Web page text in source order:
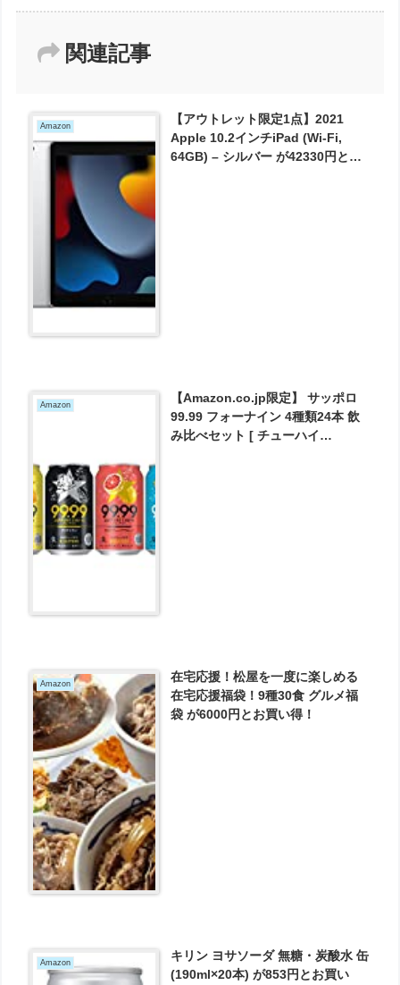
関連記事
Amazon
【アウトレット限定1点】2021
Apple 10.2インチiPad (Wi-Fi,
64GB) – シルバー が42330円とお
Amazon
【Amazon.co.jp限定】 サッポロ
99.99 フォーナイン 4種類24本 飲
み比べセット [ チューハイ
Amazon
在宅応援！松屋を一度に楽しめる
在宅応援福袋！9種30食 グルメ福
袋 が6000円とお買い得！
Amazon
キリン ヨサソーダ 無糖・炭酸水 缶
(190ml×20本) が853円とお買い